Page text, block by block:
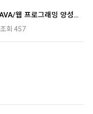
2026년도 일본 취업 K-Move 스쿨 JAVA/웹 프로그래밍 양성과정 3기 학생(연수생) 모집
조회 457